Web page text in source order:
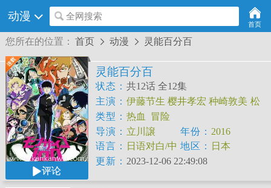
动漫 全网搜索
首页
您所在的位置： 首页  动漫  灵能百分百
评论
灵能百分百
状态： 共12话 全12集
主演： 伊藤节生 樱井孝宏 种崎敦美 松
冈祯丞 藤村步 佐武宇绮
自由 细谷佳正
类型： 热血
冒险
导演： 立川譲 年份： 2016
语言：
日语对白/中
文字幕
地区：
日本
更新： 2023-12-06 22:49:08